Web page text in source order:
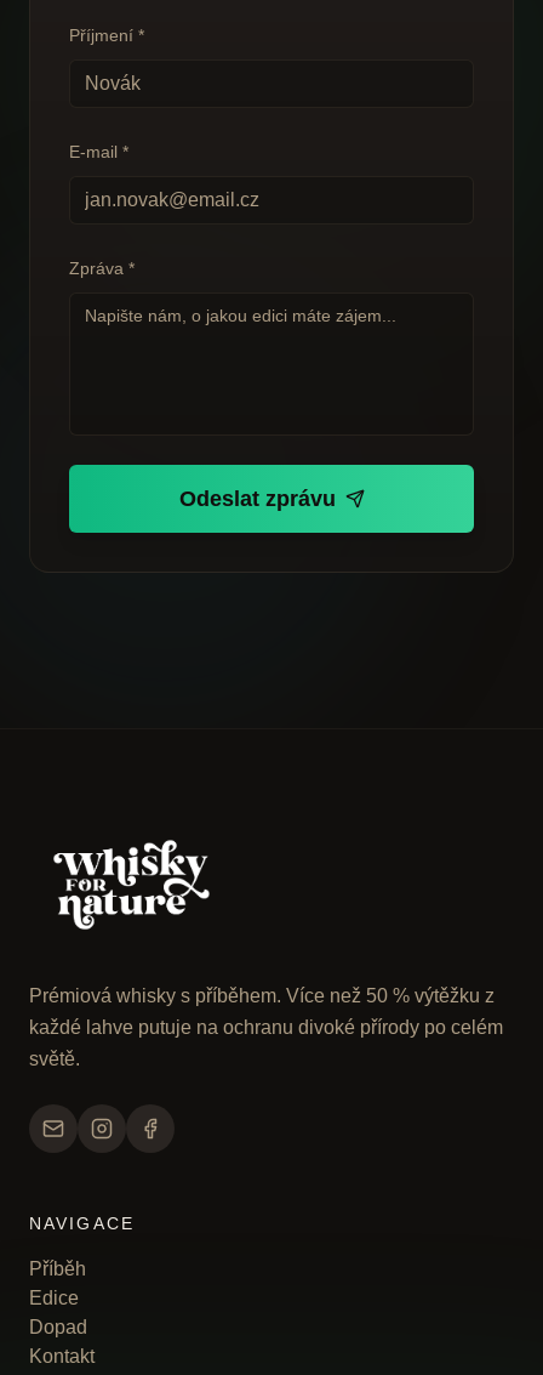
Příjmení *
E-mail *
Zpráva *
Odeslat zprávu
Prémiová whisky s příběhem. Více než 50 % výtěžku z
každé lahve putuje na ochranu divoké přírody po celém
světě.
NAVIGACE
Příběh
Edice
Dopad
Kontakt